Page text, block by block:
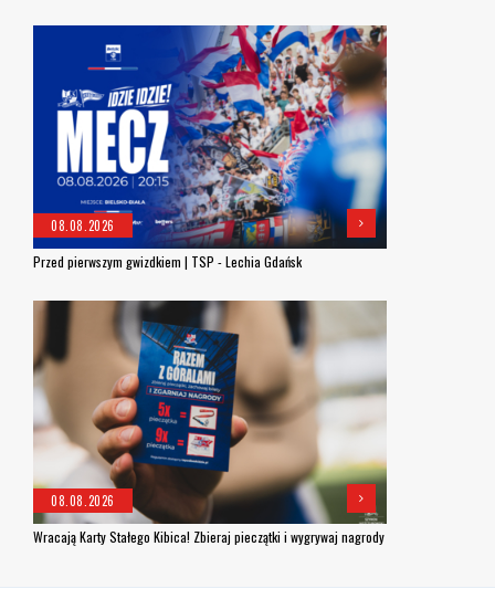
08.08.2026
Przed pierwszym gwizdkiem | TSP - Lechia Gdańsk
08.08.2026
Wracają Karty Stałego Kibica! Zbieraj pieczątki i wygrywaj nagrody